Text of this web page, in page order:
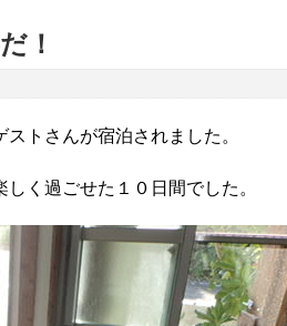
だ！
トさんが宿泊されました。
く過ごせた１０日間でした。